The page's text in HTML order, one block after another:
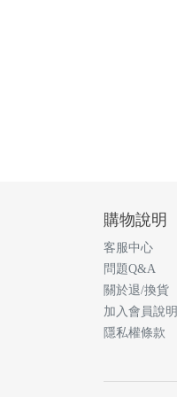
購物說明
客服中心
問題Q&A
關於退/換貨
加入會員說明
隱私權條款